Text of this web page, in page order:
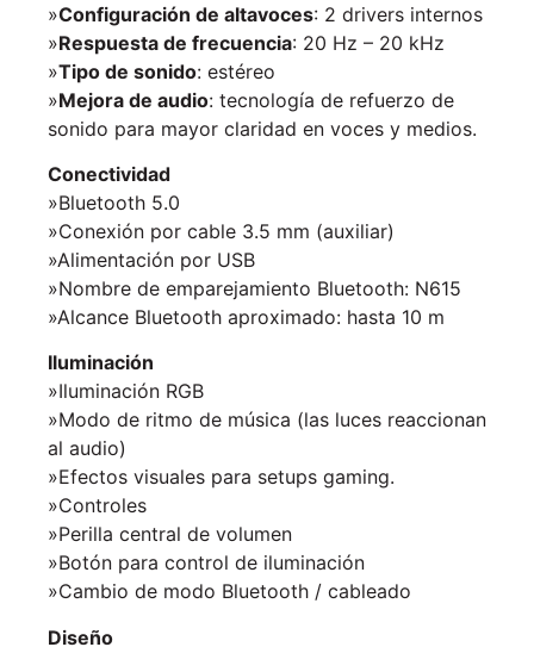
»Configuración de altavoces: 2 drivers internos
»Respuesta de frecuencia: 20 Hz – 20 kHz
»Tipo de sonido: estéreo
»Mejora de audio: tecnología de refuerzo de
sonido para mayor claridad en voces y medios.
Conectividad
»Bluetooth 5.0
»Conexión por cable 3.5 mm (auxiliar)
»Alimentación por USB
»Nombre de emparejamiento Bluetooth: N615
»Alcance Bluetooth aproximado: hasta 10 m
Iluminación
»Iluminación RGB
»Modo de ritmo de música (las luces reaccionan
al audio)
»Efectos visuales para setups gaming.
»Controles
»Perilla central de volumen
»Botón para control de iluminación
»Cambio de modo Bluetooth / cableado
Diseño